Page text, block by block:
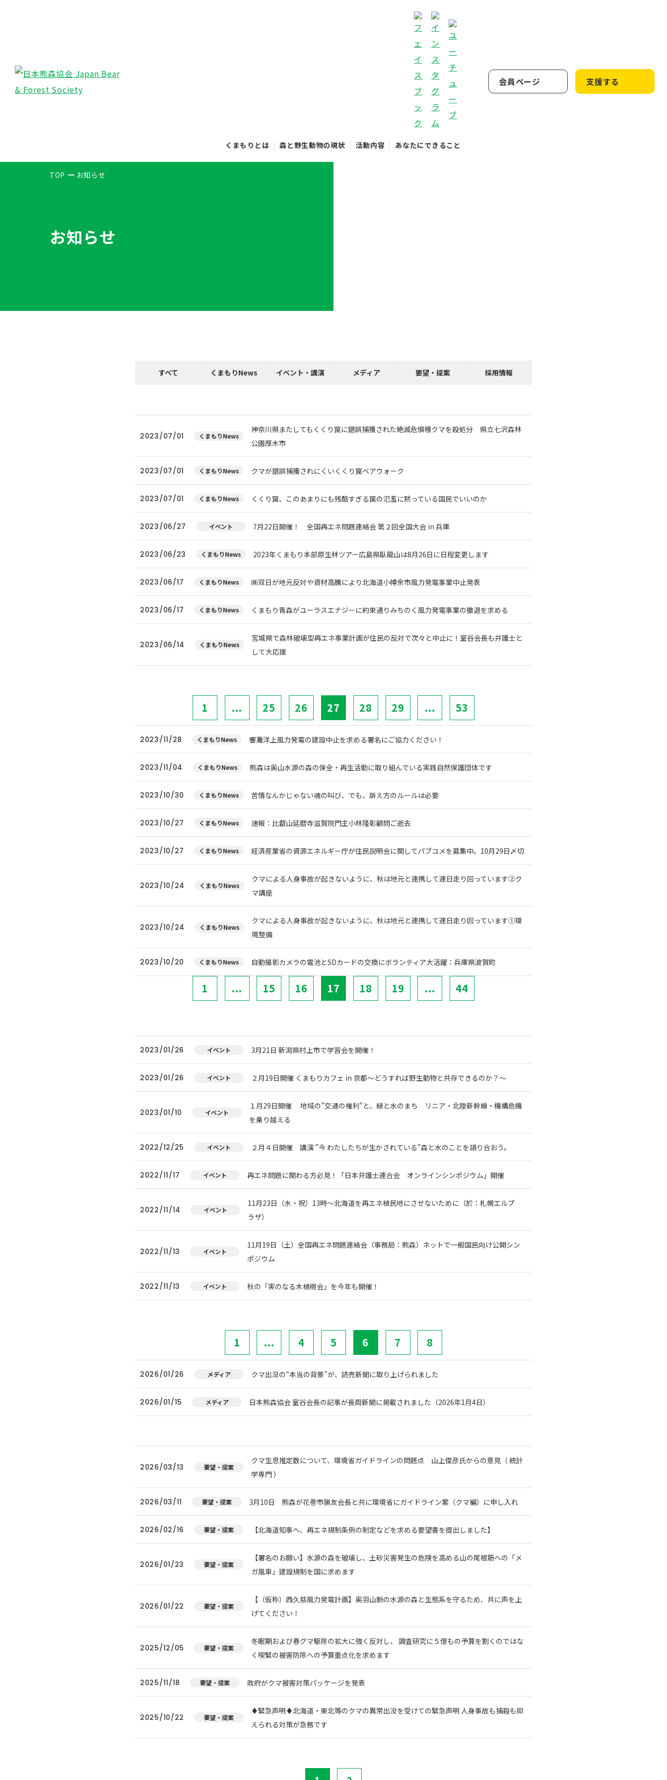
くまもりとは 森と野生動物の現状 活動内容 あなたにできること
会員ページ 支援する
TOP お知らせ
お知らせ
すべて くまもりNews イベント・講演 メディア 要望・提案 採用情報
2023/07/01 くまもりNews
神奈川県またしてもくくり罠に錯誤捕獲された絶滅危惧種クマを殺処分 県立七沢森林
公園厚木市
2023/07/01 くまもりNews クマが錯誤捕獲されにくいくくり罠ベアウォーク
2023/07/01 くまもりNews くくり罠、このあまりにも残酷すぎる罠の氾濫に黙っている国民でいいのか
2023/06/27 イベント 7月22日開催！ 全国再エネ問題連絡会 第２回全国大会 in 兵庫
2023/06/23 くまもりNews 2023年くまもり本部原生林ツアー広島県臥龍山は8月26日に日程変更します
2023/06/17 くまもりNews ㈱双日が地元反対や資材高騰により北海道小樽余市風力発電事業中止発表
2023/06/17 くまもりNews くまもり青森がユーラスエナジーに約束通りみちのく風力発電事業の撤退を求める
2023/06/14 くまもりNews
宮城県で森林破壊型再エネ事業計画が住民の反対で次々と中止に！室谷会長も弁護士と
して大応援
1 ... 25 26 27 28 29 ... 53
2023/11/28 くまもりNews 響灘洋上風力発電の建設中止を求める署名にご協力ください！
2023/11/04 くまもりNews 熊森は奥山水源の森の保全・再生活動に取り組んでいる実践自然保護団体です
2023/10/30 くまもりNews 苦情なんかじゃない魂の叫び、でも、訴え方のルールは必要
2023/10/27 くまもりNews 速報：比叡山延暦寺滋賀院門主小林隆彰顧問ご逝去
2023/10/27 くまもりNews 経済産業省の資源エネルギー庁が住民説明会に関してパブコメを募集中。10月29日〆切
2023/10/24 くまもりNews
クマによる人身事故が起きないように、秋は地元と連携して連日走り回っています②ク
マ講座
2023/10/24 くまもりNews
クマによる人身事故が起きないように、秋は地元と連携して連日走り回っています①環
境整備
2023/10/20 くまもりNews 自動撮影カメラの電池とSDカードの交換にボランティア大活躍：兵庫県波賀町
1 ... 15 16 17 18 19 ... 44
2023/01/26 イベント 3月21日 新潟県村上市で学習会を開催！
2023/01/26 イベント ２月19日開催 くまもりカフェ in 京都～どうすれば野生動物と共存できるのか？～
2023/01/10 イベント
１月29日開催 地域の”交通の権利”と、緑と水のまち リニア・北陸新幹線・機構危機
を乗り越える
2022/12/25 イベント ２月４日開催 講演 ”今 わたしたちが生かされている”森と水のことを語り合おう。
2022/11/17 イベント 再エネ問題に関わる方必見！「日本弁護士連合会 オンラインシンポジウム」開催
2022/11/14 イベント
11月23日（水・祝）13時～北海道を再エネ植民地にさせないために（於：札幌エルプ
ラザ）
2022/11/13 イベント
11月19日（土）全国再エネ問題連絡会（事務局：熊森）ネットで一般国民向け公開シン
ポジウム
2022/11/13 イベント 秋の「実のなる木植樹会」を今年も開催！
1 ... 4 5 6 7 8
2026/01/26 メディア クマ出没の“本当の背景”が、読売新聞に取り上げられました
2026/01/15 メディア 日本熊森協会 室谷会長の記事が長周新聞に掲載されました（2026年1月4日）
2026/03/13 要望・提案
クマ生息推定数について、環境省ガイドラインの問題点 山上俊彦氏からの意見（ 統計
学専門 ）
2026/03/11 要望・提案 3月10日 熊森が花巻市猟友会長と共に環境省にガイドライン案（クマ編）に申し入れ
2026/02/16 要望・提案 【北海道知事へ、再エネ規制条例の制定などを求める要望書を提出しました】
2026/01/23 要望・提案
【署名のお願い】水源の森を破壊し、土砂災害発生の危険を高める山の尾根筋への「メ
ガ風車」建設規制を国に求めます
2026/01/22 要望・提案
【（仮称）西久慈風力発電計画】奥羽山脈の水源の森と生態系を守るため、共に声を上
げてください！
2025/12/05 要望・提案
冬眠期および春グマ駆除の拡大に強く反対し、 調査研究に５億もの予算を割くのではな
く喫緊の被害防除への予算重点化を求めます
2025/11/18 要望・提案 政府がクマ被害対策パッケージを発表
2025/10/22 要望・提案
♦️緊急声明♦️北海道・東北等のクマの異常出没を受けての緊急声明 人身事故も捕殺も抑
えられる対策が急務です